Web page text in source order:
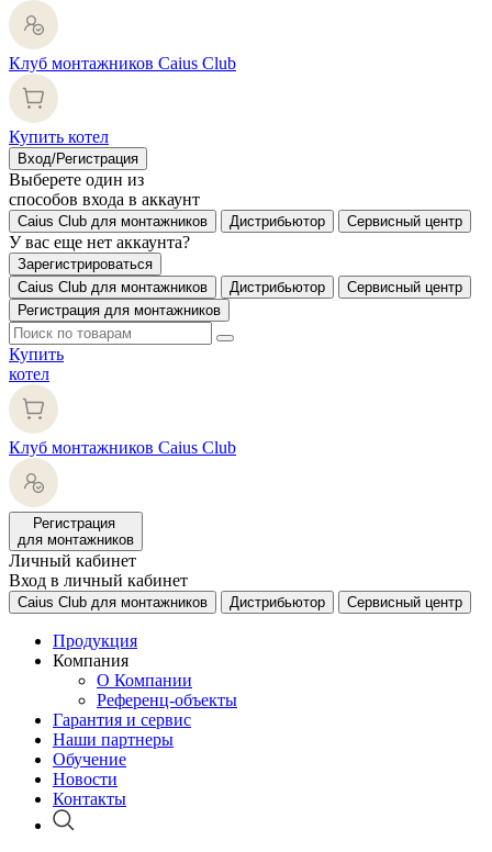
Клуб монтажников Caius Club
Купить котел
Вход/Регистрация
Выберете один из
способов входа в аккаунт
Caius Club для монтажников Дистрибьютор Сервисный центр
У вас еще нет аккаунта?
Зарегистрироваться
Caius Club для монтажников
Дистрибьютор
Сервисный центр
Регистрация для монтажников
Купить
котел
Клуб монтажников Caius Club
Регистрация
для монтажников
Личный кабинет
Вход в личный кабинет
Caius Club для монтажников Дистрибьютор Сервисный центр
Продукция
Компания
О Компании
Референц-объекты
Гарантия и сервис
Наши партнеры
Обучение
Новости
Контакты